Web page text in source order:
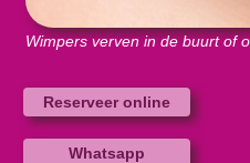
Wimpers verven in de buurt of
Reserveer online
Whatsapp